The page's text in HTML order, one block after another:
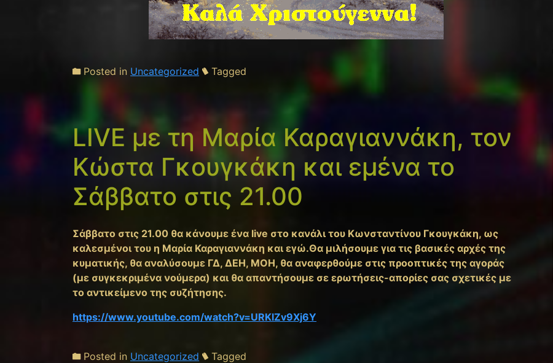
Posted in Uncategorized Tagged
LIVE με τη Μαρία Καραγιαννάκη, τον
Κώστα Γκουγκάκη και εμένα το
Σάββατο στις 21.00
Σάββατο στις 21.00 θα κάνουμε ένα live στο κανάλι του Κωνσταντίνου Γκουγκάκη, ως
καλεσμένοι του η Μαρία Καραγιαννάκη και εγώ.Θα μιλήσουμε για τις βασικές αρχές της
κυματικής, θα αναλύσουμε ΓΔ, ΔΕΗ, ΜΟΗ, θα αναφερθούμε στις προοπτικές της αγοράς
(με συγκεκριμένα νούμερα) και θα απαντήσουμε σε ερωτήσεις-απορίες σας σχετικές με
το αντικείμενο της συζήτησης.
https://www.youtube.com/watch?v=URKlZv9Xj6Y
Posted in Uncategorized Tagged